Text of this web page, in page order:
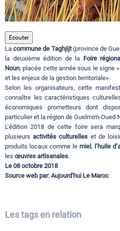
Evenements
Contact
Ecouter
Lacommune de Taghjijt(province de
la deuxième édition de la Foire
Noun, placée cette année sous le signe «
et les enjeux de la gestion territoriale».
Selon les organisateurs, cette
connaître les caractéristiques
économiques prometteurs dont
particulier et la région de Guelmim-Oued
L’édition 2018 de cette foire sera
plusieursactivités culturelles et de
produits locaux comme le miel , l’huile
les œuvres artisanales.
Le 08 octobre 2018
Source web par: Aujourd'hui Le Maroc
Les tags en relation